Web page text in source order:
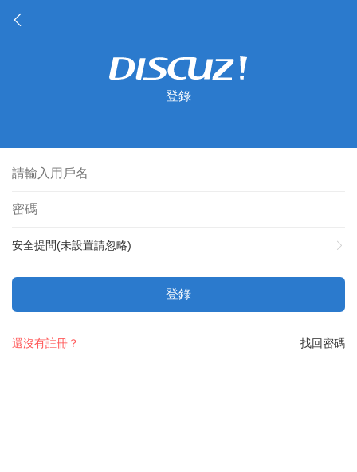
登錄
安全提問(未設置請忽略)
登錄
找回密碼
還沒有註冊？